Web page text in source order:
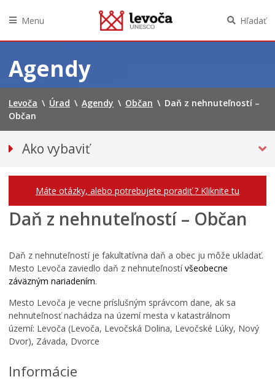
obsah
Menu Hľadať
Agendy
Levoča \ Úrad \ Agendy \ Občan \ Daň z nehnuteľností –
Občan
Ako vybaviť
Máte otázky, alebo potrebujete poradiť ? Kliknite tu
Daň z nehnuteľností – Občan
Daň z nehnuteľností je fakultatívna daň a obec ju môže ukladať.
Mesto Levoča zaviedlo daň z nehnuteľnostívšeobecne
záväzným nariadením.
Mesto Levoča je vecne príslušným správcom dane, ak sa
nehnuteľnosť nachádza na území mesta v katastrálnom
území: Levoča (Levoča, Levočská Dolina, Levočské Lúky, Nový
Dvor), Závada, Dvorce
Informácie